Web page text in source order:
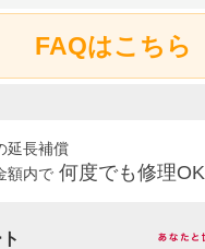
FAQはこちら
延長補償
額内で 何度でも修理OK